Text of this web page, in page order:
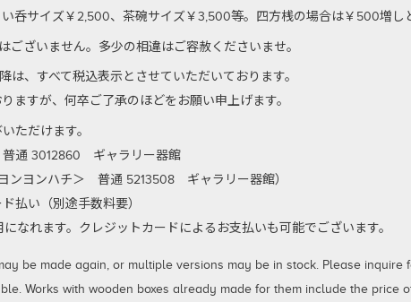
い呑サイズ￥2,500、茶碗サイズ￥3,500等。四方桟の場合は￥500増し
ございません。多少の相違はご容赦くださいませ。
は、すべて税込表示とさせていただいております。
ますが、何卒ご了承のほどをお願い申上げます。
ただけます。
通 3012860 ギャラリー器館
ンヨンハチ＞ 普通 5213508 ギャラリー器館）
払い（別途手数料要）
なれます。クレジットカードによるお支払いも可能でございます。
be made again, or multiple versions may be in stock. Please
Works with wooden boxes already made for them include the price